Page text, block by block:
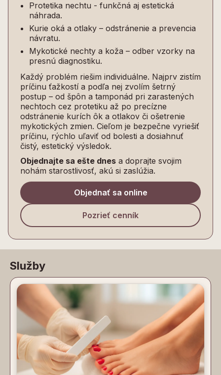
Protetika nechtu - funkčná aj estetická
náhrada.
Kurie oká a otlaky – odstránenie a prevencia
návratu.
Mykotické nechty a koža – odber vzorky na
presnú diagnostiku.
Každý problém riešim individuálne. Najprv zistím
príčinu ťažkostí a podľa nej zvolím šetrný
postup – od špôn a tamponád pri zarastených
nechtoch cez protetiku až po precízne
odstránenie kurích ôk a otlakov či ošetrenie
mykotických zmien. Cieľom je bezpečne vyriešiť
príčinu, rýchlo uľaviť od bolesti a dosiahnuť
čistý, estetický výsledok.
Objednajte sa ešte dnes a doprajte svojim
nohám starostlivosť, akú si zaslúžia.
Objednať sa online
Pozrieť cenník
Služby